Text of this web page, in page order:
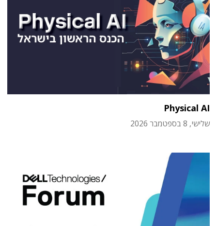
Physical AI
שלישי, 8 בספטמבר 2026